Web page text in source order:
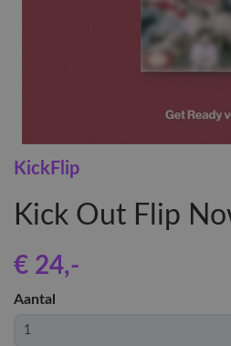
KickFlip
Kick Out Flip
€ 24,-
Aantal